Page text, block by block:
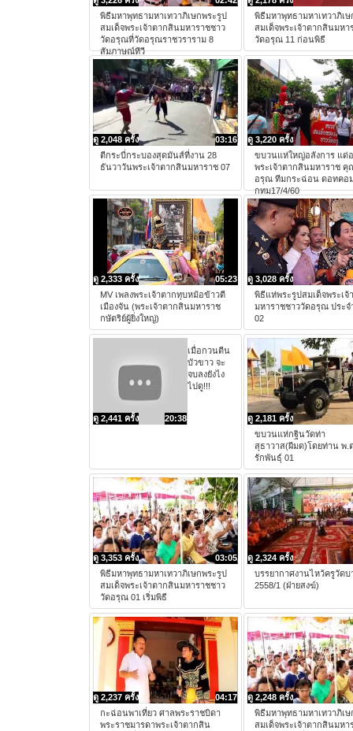
พิธีมหาพุทธามหาเทวาภิเษกพระรูป
สมเด็จพระเจ้าตากสินมหาราชชาว
วัดอรุณที่วัดอรุณราชวราราม 8
สัมภาษณ์ทีวี
พิธีมหาพุทธามหาเทวาภิเษ
สมเด็จพระเจ้าตากสินมหา
วัดอรุณ 11 ก่อนพิธี
03:16
ดู 2,048 ครั้ง
ตีกระบี่กระบองสุดมันส์ที่งาน 28
ธันวาวันพระเจ้าตากสินมหาราช 07
ดู 3,220 ครั้ง
ขบวนแห่ใหญ่อลังการ แด่
พระเจ้าตากสินมหาราช คุ
อรุณ ทีมกระฉ่อน ดอทคอม
กทม17/4/60
05:23
ดู 2,333 ครั้ง
MV เพลงพระเจ้าตากทุบหม้อข้าวตี
เมืองจัน (พระเจ้าตากสินมหาราช
กษัตริย์ผู้ยิ่งใหญ่)
ดู 3,028 ครั้ง
พิธีแห่พระรูปสมเด็จพระเจ้
มหาราชชาววัดอรุณ ประจ
02
20:38
ดู 2,441 ครั้ง
เมื่อกวนตีน
บัวขาว จะ
จบลงยังไง
ไปดู!!!
ดู 2,181 ครั้ง
ขบวนแห่กฐินวัดท่า
สุธาวาส(ผีมด)โดยท่าน พ.
รักพันธุ์ 01
03:05
ดู 3,353 ครั้ง
พิธีมหาพุทธามหาเทวาภิเษกพระรูป
สมเด็จพระเจ้าตากสินมหาราชชาว
วัดอรุณ 01 เริ่มพิธี
ดู 2,324 ครั้ง
บรรยากาศงานไหว้ครูวัดบ
2558/1 (ฝ่ายสงฆ์)
04:17
ดู 2,237 ครั้ง
กะฉ่อนพาเที่ยว ศาลพระราชบิดา
พระราชมารดาพระเจ้าตากสิน
ดู 2,248 ครั้ง
พิธีมหาพุทธามหาเทวาภิเษ
สมเด็จพระเจ้าตากสินมหา